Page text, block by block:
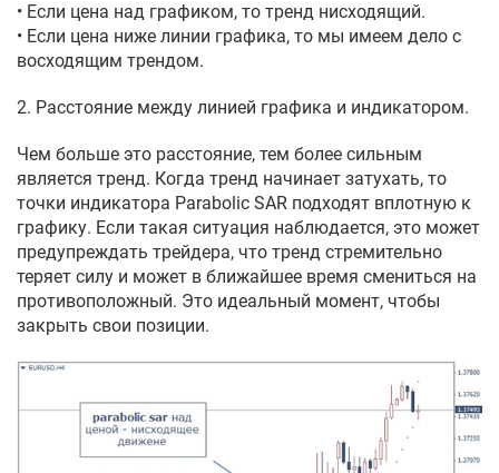
• Если цена над графиком, то тренд нисходящий.
• Если цена ниже линии графика, то мы имеем дело с
восходящим трендом.
2. Расстояние между линией графика и индикатором.
Чем больше это расстояние, тем более сильным
является тренд. Когда тренд начинает затухать, то
точки индикатора Parabolic SAR подходят вплотную к
графику. Если такая ситуация наблюдается, это может
предупреждать трейдера, что тренд стремительно
теряет силу и может в ближайшее время смениться на
противоположный. Это идеальный момент, чтобы
закрыть свои позиции.